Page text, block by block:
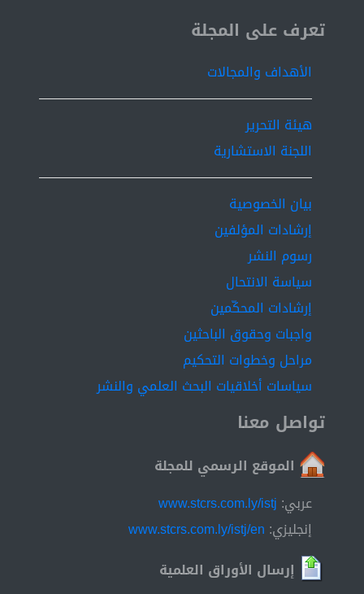
................Population censuses, population change,
ISSN 2519-9854
تعرف على المجلة
الأهداف والمجالات
هيئة التحرير
اللجنة الاستشارية
بيان الخصوصية
إرشادات المؤلفين
رسوم النشر
سياسة الانتحال
إرشادات المحكّمين
واجبات وحقوق الباحثين
مراحل وخطوات التحكيم
سياسات أخلاقيات البحث العلمي والنشر
تواصل معنا
الموقع الرسمي للمجلة
عربي: www.stcrs.com.ly/istj
إنجليزي: www.stcrs.com.ly/istj/en
إرسال الأوراق العلمية